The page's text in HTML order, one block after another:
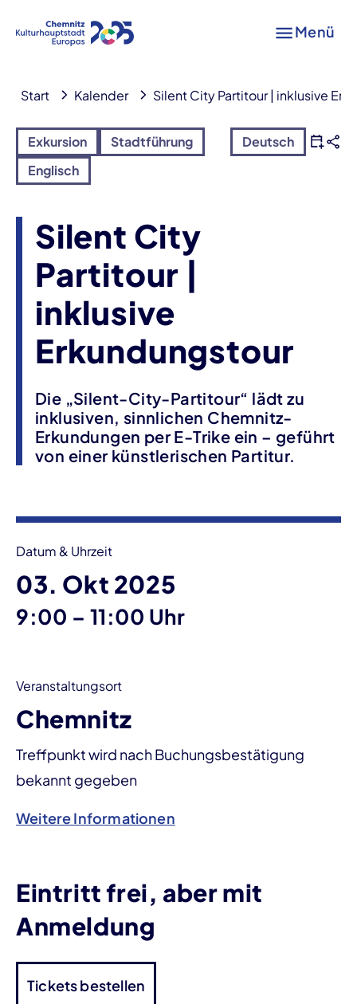
Menü
Start Kalender Silent City Partitour | inklusive
Exkursion Stadtführung
Deutsch
Englisch
Silent City
Partitour |
inklusive
Erkundungstour
Die „Silent-City-Partitour“ lädt zu
inklusiven, sinnlichen Chemnitz-
Erkundungen per E-Trike ein – geführt
von einer künstlerischen Partitur.
Datum & Uhrzeit
03. Okt 2025
9:00 – bis
11:00 Uhr
Veranstaltungsort
Chemnitz
Treffpunkt wird nach Buchungsbestätigung
bekannt gegeben
Weitere Informationen
Eintritt frei, aber mit
Anmeldung
Tickets bestellen